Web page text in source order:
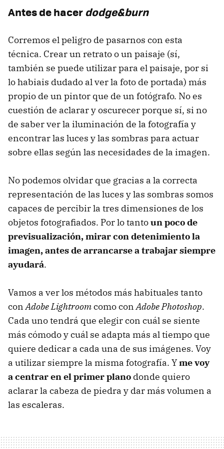
Antes de hacerdodge&burn
Corremos el peligro de pasarnos con esta
técnica. Crear un retrato o un paisaje (sí,
también se puede utilizar para el paisaje, por si
lo habiais dudado al ver la foto de portada) más
propio de un pintor que de un fotógrafo. No es
cuestión de aclarar y oscurecer porque sí, si no
de saber ver la iluminación de la fotografía y
encontrar las luces y las sombras para actuar
sobre ellas según las necesidades de la imagen.
No podemos olvidar que gracias a la correcta
representación de las luces y las sombras somos
capaces de percibir la tres dimensiones de los
objetos fotografiados. Por lo tantoun poco de
previsualización, mirar con detenimiento la
imagen, antes de arrancarse a trabajar siempre
ayudará.
Vamos a ver los métodos más habituales tanto
conAdobe Lightroomcomo conAdobe Photoshop.
Cada uno tendrá que elegir con cuál se siente
más cómodo y cuál se adapta más al tiempo que
quiere dedicar a cada una de sus imágenes. Voy
a utilizar siempre la misma fotografía. Yme voy
a centrar en el primer plano donde quiero
aclarar la cabeza de piedra y dar más volumen a
las escaleras.